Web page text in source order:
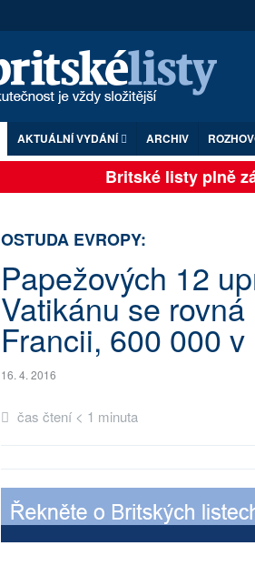
AKTUÁLNÍ VYDÁNÍ ARCHIV
Britské listy plně
OSTUDA EVROPY:
Papežových 12
Vatikánu se
Francii, 600 000
16. 4. 2016
čas čtení < 1 minuta